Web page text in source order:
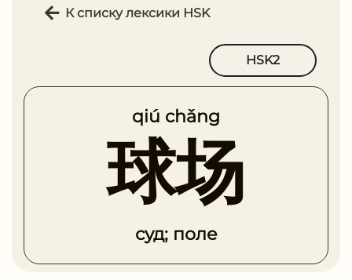
К списку лексики HSK
HSK2
qiú chǎng
球场
суд; поле